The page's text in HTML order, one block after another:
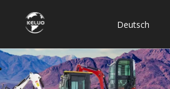
Deutsch
Bahasa
indonesia